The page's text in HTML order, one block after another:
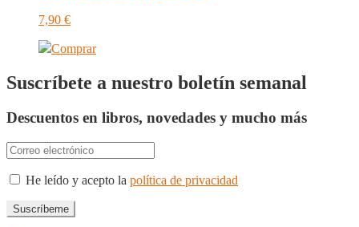
7,90 €
Comprar
Suscríbete a nuestro boletín semanal
Descuentos en libros, novedades y mucho más
He leído y acepto la política de privacidad